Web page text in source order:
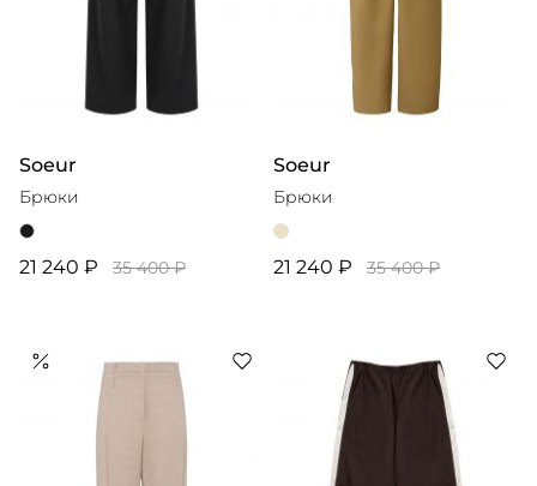
Soeur
Брюки
21 240 ₽ 35 400 ₽
Soeur
Брюки
21 240 ₽ 35 400 ₽